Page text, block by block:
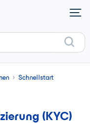
Schnellstart
(KYC)